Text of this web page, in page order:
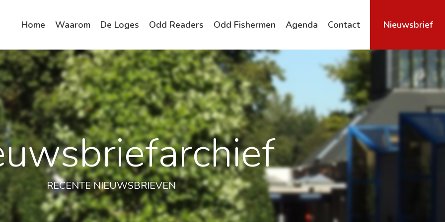
Home Waarom De Loges Odd Readers Odd Fishermen Agenda Contact
Nieuwsbrief
RECENTE NIEUWSBRIEVEN